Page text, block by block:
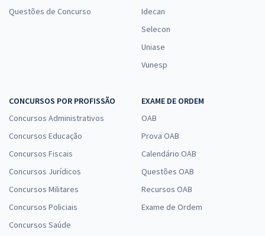
Questões de Concurso
Idecan
Selecon
Uniase
Vunesp
CONCURSOS POR PROFISSÃO
Concursos Administrativos
Concursos Educação
Concursos Fiscais
Concursos Jurídicos
Concursos Militares
Concursos Policiais
Concursos Saúde
EXAME DE ORDEM
OAB
Prova OAB
Calendário OAB
Questões OAB
Recursos OAB
Exame de Ordem